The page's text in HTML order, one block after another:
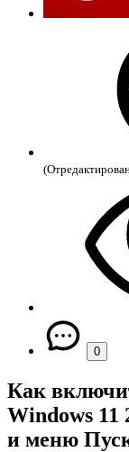
0
Как
Windows 11
и меню